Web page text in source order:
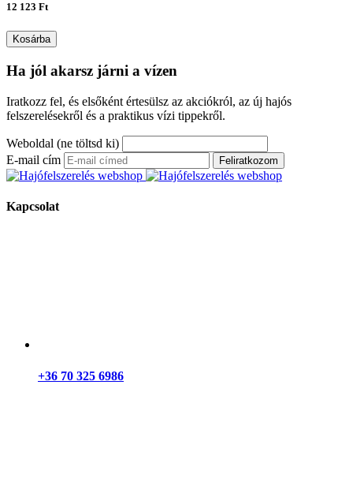
12 123 Ft
Kosárba
Ha jól akarsz járni a vízen
Iratkozz fel, és elsőként értesülsz az akciókról, az új hajós
felszerelésekről és a praktikus vízi tippekről.
Weboldal (ne töltsd ki)
E-mail cím
Feliratkozom
Kapcsolat
+36 70 325 6986